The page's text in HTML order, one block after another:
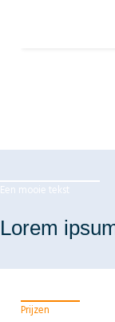
Een mooie tekst
Lorem
Prijzen